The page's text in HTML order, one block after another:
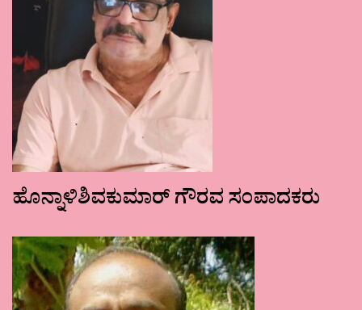
ಹೊನ್ನಾಳಿಶಿವಕುಮಾರ್ ಗೌರವ ಸಂಪಾದಕರು